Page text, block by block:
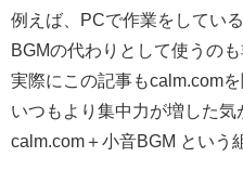
例えば、PCで作業をしてい
BGMの代わりとして使うの
実際にこの記事もcalm.com
いつもより集中力が増した気
calm.com＋小音BGM という